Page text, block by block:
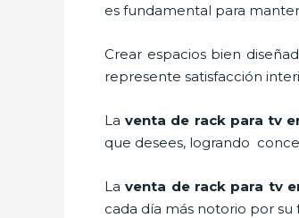
es fundamental para
Crear espacios bien
represente satisfacción
Laventa de rack para tv
que desees, logrando
Laventa de rack para tv
cada día más notorio por su